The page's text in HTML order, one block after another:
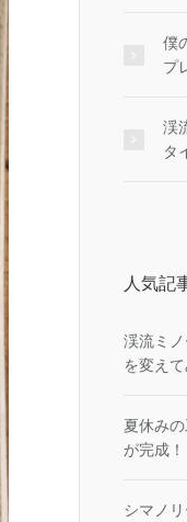
僕
プ
渓
タ
人気記
渓流ミ
を変えて
夏休み
が完成！
シマノ